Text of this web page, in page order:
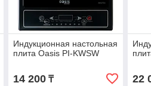
Индукционная настольная
плита Oasis PI-KWSW
14 200₸ 22